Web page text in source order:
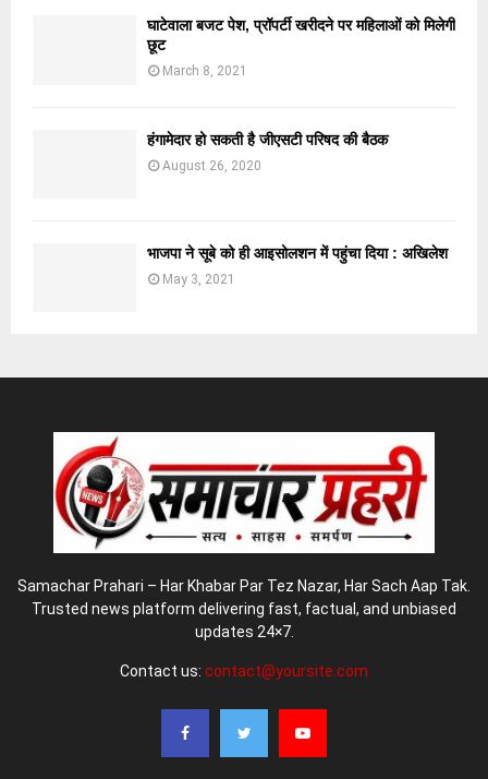
घाटेवाला बजट पेश, प्रॉपर्टी खरीदने पर महिलाओं को मिलेगी
छूट
March 8, 2021
हंगामेदार हो सकती है जीएसटी परिषद की बैठक
August 26, 2020
भाजपा ने सूबे को ही आइसोलशन में पहुंचा दिया : अखिलेश
May 3, 2021
Samachar Prahari – Har Khabar Par Tez Nazar, Har Sach Aap Tak.
Trusted news platform delivering fast, factual, and unbiased
updates 24×7.
Contact us: contact@yoursite.com